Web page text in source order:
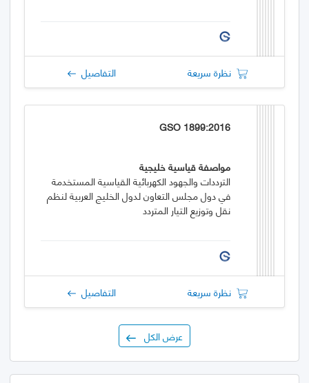
نظرة سريعة التفاصيل
GSO 1899:2016
مواصفة قياسية خليجية
الترددات والجهود الكهربائية القياسية المستخدمة
في دول مجلس التعاون لدول الخليج العربية لنظم
نقل وتوزيع التيار المتردد
نظرة سريعة التفاصيل
عرض الكل